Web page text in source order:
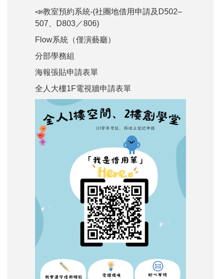
📣教室預約系統-(社團地借用申請及D502–
507、D803／806)
Flow系統（僅演藝廳）
分部學務組
海報張貼申請表單
全人大樓1F電視牆申請表單